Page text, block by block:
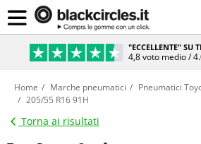
"ECCELLENTE" SU
4,8 voto medio /
Home Marche pneumatici Pneumatici
205/55 R16 91H
Torna ai risultati